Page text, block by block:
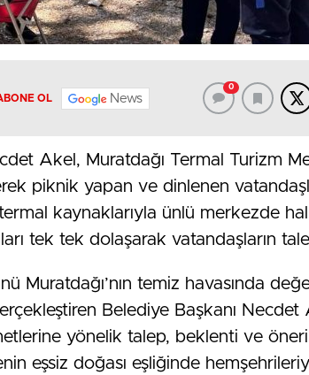
OL News
0
Akel, Muratdağı Termal Turizm
piknik yapan ve dinlenen
kaynaklarıyla ünlü merkezde
tek tek dolaşarak vatandaşların
Muratdağı’nın temiz havasında
Belediye Başkanı Necdet
yönelik talep, beklenti ve
eşsiz doğası eşliğinde